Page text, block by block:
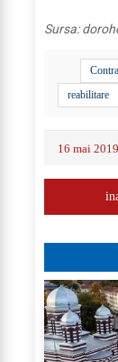
Sursa:
reabilitare
16 mai 2019